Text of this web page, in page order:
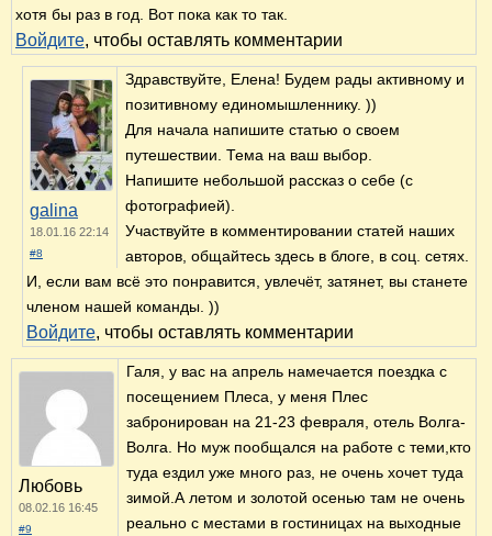
хотя бы раз в год. Вот пока как то так.
Войдите, чтобы оставлять комментарии
galina
18.01.16 22:14
#8
Здравствуйте, Елена! Будем рады активному и
позитивному единомышленнику. ))
Для начала напишите статью о своем
путешествии. Тема на ваш выбор.
Напишите небольшой рассказ о себе (с
фотографией).
Участвуйте в комментировании статей наших
авторов, общайтесь здесь в блоге, в соц. сетях.
И, если вам всё это понравится, увлечёт, затянет, вы станете
членом нашей команды. ))
Войдите, чтобы оставлять комментарии
Любовь
08.02.16 16:45
#9
Галя, у вас на апрель намечается поездка с
посещением Плеса, у меня Плес
забронирован на 21-23 февраля, отель Волга-
Волга. Но муж пообщался на работе с теми,кто
туда ездил уже много раз, не очень хочет туда
зимой.А летом и золотой осенью там не очень
реально с местами в гостиницах на выходные